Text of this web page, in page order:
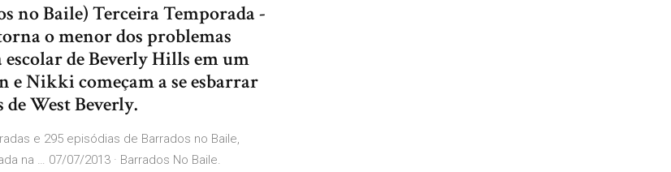
no Baile) Terceira Temporada -
o menor dos problemas
de Beverly Hills em um
e Nikki começam a se esbarrar
West Beverly.
e 295 episódias de Barrados no Baile,
na … 07/07/2013 · Barrados No Baile.